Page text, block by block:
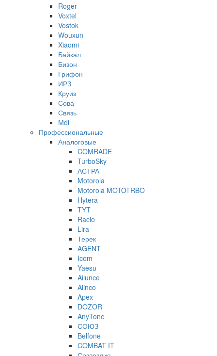
Roger
Voxtel
Vostok
Wouxun
Xiaomi
Байкал
Бизон
Грифон
ИРЗ
Круиз
Сова
Связь
Mdi
Профессиональные
Аналоговые
COMRADE
TurboSky
АСТРА
Motorola
Motorola MOTOTRBO
Hytera
TYT
Racio
Lira
Терек
AGENT
Icom
Yaesu
Ailunce
Alinco
Apex
DOZOR
AnyTone
СОЮЗ
Belfone
COMBAT IT